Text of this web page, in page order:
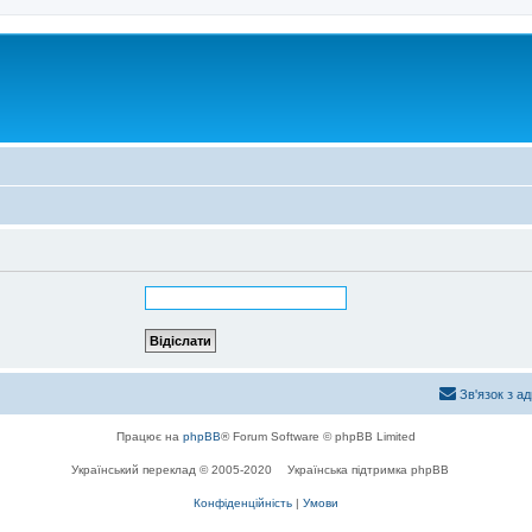
Зв'язок з
Працює на phpBB® Forum Software © phpBB Limited
Український переклад © 2005-2020 Українська підтримка phpBB
Конфіденційність | Умови